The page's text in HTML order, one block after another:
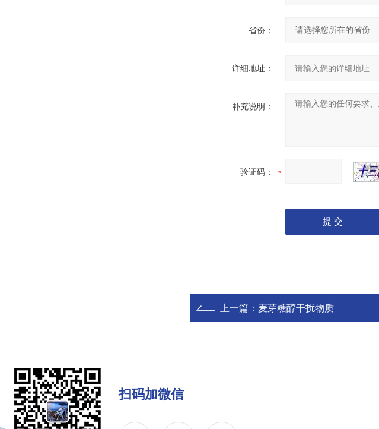
省份：
详细地址：
补充说明：
验证码：
上一篇： 麦芽糖醇干扰物质
扫码加微信